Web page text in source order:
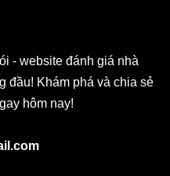
- website đánh giá nhà
đầu! Khám phá và chia sẻ
hôm nay!